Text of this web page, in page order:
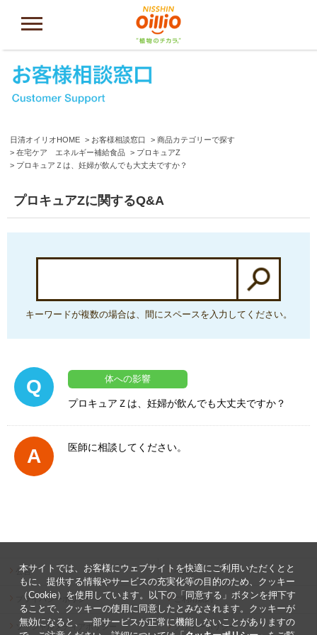
日清オイリオHOME お客様相談窓口
商品カテゴリーで探す
在宅ケア エネルギー補給食品
プロキュアZ
プロキュアＺは、妊婦が飲んでも大丈夫ですか？
プロキュアZに関するQ&A
キーワードが複数の場合は、間にスペースを入力してください。
Q 体への影響
プロキュアＺは、妊婦が飲んでも大丈夫ですか？
A 医師に相談してください。
公告 ヘルプ
プライバシーポリシー ご利用規約
ソーシャルメディアポリシー クッキーポリシー
本サイトでは、お客様にウェブサイトを快適にご利用いただくとと
もに、提供する情報やサービスの充実化等の目的のため、クッキー
（Cookie）を使用しています。以下の「同意する」ボタンを押下す
ることで、クッキーの使用に同意したとみなされます。クッキーが
無効になると、一部サービスが正常に機能しないことがありますの